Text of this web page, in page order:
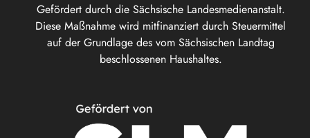
Gefördert durch die Sächsische Landesmedienanstalt.
Diese Maßnahme wird mitfinanziert durch Steuermittel
auf der Grundlage des vom Sächsischen Landtag
beschlossenen Haushaltes.